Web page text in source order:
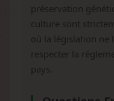
préservation
culture sont
où la législation ne
respecter la
pays.